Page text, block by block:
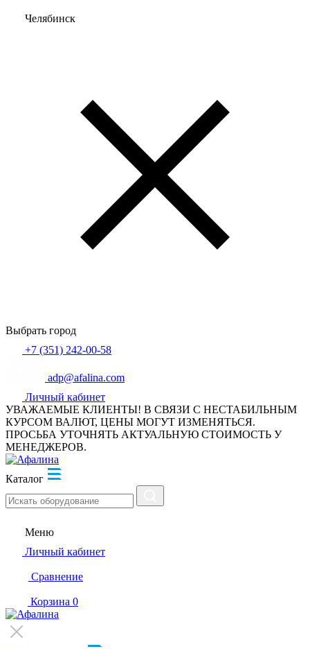
Челябинск
Выбрать город
+7 (351) 242-00-58
adp@afalina.com
Личный кабинет
УВАЖАЕМЫЕ КЛИЕНТЫ! В СВЯЗИ С НЕСТАБИЛЬНЫМ
КУРСОМ ВАЛЮТ, ЦЕНЫ МОГУТ ИЗМЕНЯТЬСЯ.
ПРОСЬБА УТОЧНЯТЬ АКТУАЛЬНУЮ СТОИМОСТЬ У
МЕНЕДЖЕРОВ.
Каталог
Меню
Личный кабинет
Сравнение
Корзина 0